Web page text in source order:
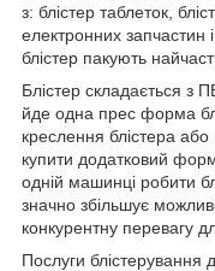
з: блістер таблеток,
електронних запчастин
блістер пакують
Блістер складається з
йде одна прес форма
креслення блістера
купити додатковий
одній машинці робити
значно збільшує
конкурентну перевагу
Послуги блістерування